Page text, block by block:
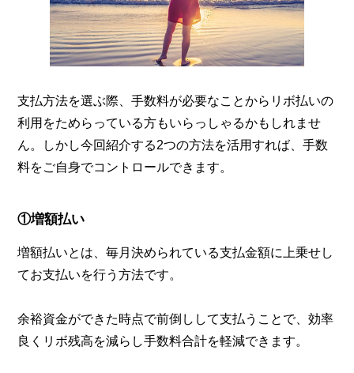
支払方法を選ぶ際、手数料が必要なことからリボ払いの
利用をためらっている方もいらっしゃるかもしれませ
ん。しかし今回紹介する2つの方法を活用すれば、手数
料をご自身でコントロールできます。
①増額払い
増額払いとは、毎月決められている支払金額に上乗せし
てお支払いを行う方法です。
余裕資金ができた時点で前倒しして支払うことで、効率
良くリボ残高を減らし手数料合計を軽減できます。